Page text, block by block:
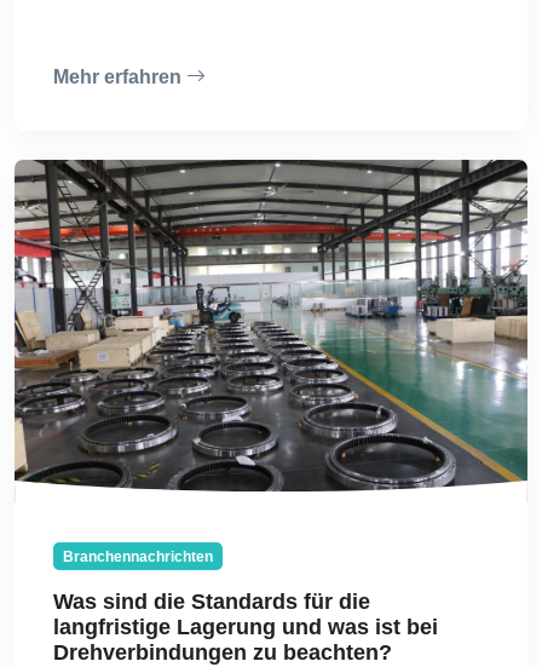
Mehr erfahren
Branchennachrichten
Was sind die Standards für die
langfristige Lagerung und was ist bei
Drehverbindungen zu beachten?